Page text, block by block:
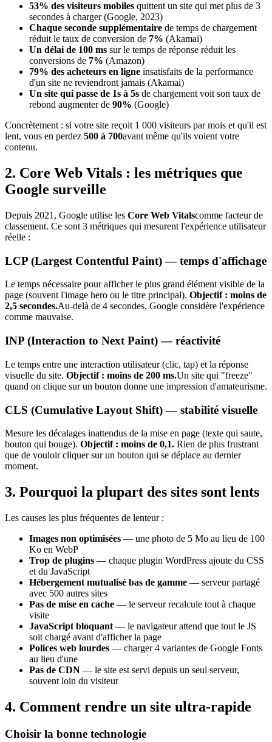
53% des visiteurs mobiles quittent un site qui met plus de 3
secondes à charger (Google, 2023)
Chaque seconde supplémentaire de temps de chargement
réduit le taux de conversion de 7% (Akamai)
Un délai de 100 ms sur le temps de réponse réduit les
conversions de 7% (Amazon)
79% des acheteurs en ligne insatisfaits de la performance
d'un site ne reviendront jamais (Akamai)
Un site qui passe de 1s à 5s de chargement voit son taux de
rebond augmenter de 90% (Google)
Concrètement : si votre site reçoit 1 000 visiteurs par mois et qu'il est
lent, vous en perdez 500 à 700avant même qu'ils voient votre
contenu.
2. Core Web Vitals : les métriques que
Google surveille
Depuis 2021, Google utilise les Core Web Vitalscomme facteur de
classement. Ce sont 3 métriques qui mesurent l'expérience utilisateur
réelle :
LCP (Largest Contentful Paint) — temps d'affichage
Le temps nécessaire pour afficher le plus grand élément visible de la
page (souvent l'image hero ou le titre principal). Objectif : moins de
2,5 secondes.Au-delà de 4 secondes, Google considère l'expérience
comme mauvaise.
INP (Interaction to Next Paint) — réactivité
Le temps entre une interaction utilisateur (clic, tap) et la réponse
visuelle du site. Objectif : moins de 200 ms.Un site qui "freeze"
quand on clique sur un bouton donne une impression d'amateurisme.
CLS (Cumulative Layout Shift) — stabilité visuelle
Mesure les décalages inattendus de la mise en page (texte qui saute,
bouton qui bouge). Objectif : moins de 0,1. Rien de plus frustrant
que de vouloir cliquer sur un bouton qui se déplace au dernier
moment.
3. Pourquoi la plupart des sites sont lents
Les causes les plus fréquentes de lenteur :
Images non optimisées — une photo de 5 Mo au lieu de 100
Ko en WebP
Trop de plugins — chaque plugin WordPress ajoute du CSS
et du JavaScript
Hébergement mutualisé bas de gamme — serveur partagé
avec 500 autres sites
Pas de mise en cache — le serveur recalcule tout à chaque
visite
JavaScript bloquant — le navigateur attend que tout le JS
soit chargé avant d'afficher la page
Polices web lourdes — charger 4 variantes de Google Fonts
au lieu d'une
Pas de CDN — le site est servi depuis un seul serveur,
souvent loin du visiteur
4. Comment rendre un site ultra-rapide
Choisir la bonne technologie